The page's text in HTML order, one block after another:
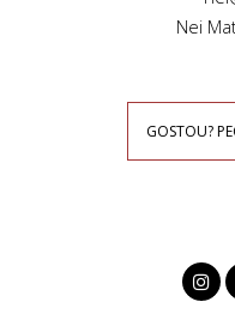
Nei
GOSTOU?